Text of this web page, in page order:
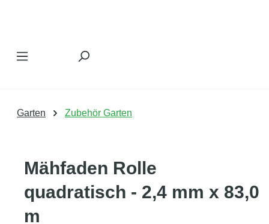
Garten Zubehör Garten
Mähfaden Rolle
quadratisch - 2,4 mm x 83,0
m